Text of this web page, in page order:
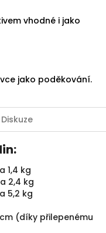
vhodné i jako
jako poděkování.
Diskuze
1,4 kg
2,4 kg
5,2 kg
(díky přilepenému